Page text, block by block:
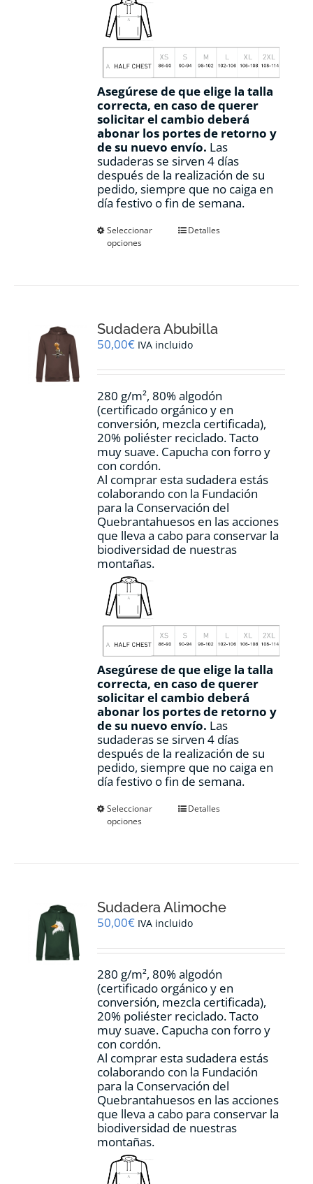
Asegúrese de que elige la talla
correcta, en caso de querer
solicitar el cambio deberá
abonar los portes de retorno y
de su nuevo envío. Las
sudaderas se sirven 4 días
después de la realización de su
pedido, siempre que no caiga en
día festivo o fin de semana.
Seleccionar
opciones
Este
se
pueden
en
página
de
producto
Detalles
Sudadera Abubilla
50,00€ IVA incluido
280 g/m², 80% algodón
(certificado orgánico y en
conversión, mezcla certificada),
20% poliéster reciclado. Tacto
muy suave. Capucha con forro y
con cordón.
Al comprar esta sudadera estás
colaborando con la Fundación
para la Conservación del
Quebrantahuesos en las acciones
que lleva a cabo para conservar la
biodiversidad de nuestras
montañas.
Asegúrese de que elige la talla
correcta, en caso de querer
solicitar el cambio deberá
abonar los portes de retorno y
de su nuevo envío. Las
sudaderas se sirven 4 días
después de la realización de su
pedido, siempre que no caiga en
día festivo o fin de semana.
Seleccionar
opciones
Este
se
pueden
en
página
de
producto
Detalles
Sudadera Alimoche
50,00€ IVA incluido
280 g/m², 80% algodón
(certificado orgánico y en
conversión, mezcla certificada),
20% poliéster reciclado. Tacto
muy suave. Capucha con forro y
con cordón.
Al comprar esta sudadera estás
colaborando con la Fundación
para la Conservación del
Quebrantahuesos en las acciones
que lleva a cabo para conservar la
biodiversidad de nuestras
montañas.